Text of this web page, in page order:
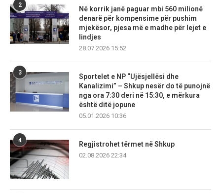
2
Në korrik janë paguar mbi 560 milionë
denarë për kompensime për pushim
mjekësor, pjesa më e madhe për lejet e
lindjes
28.07.2026 15:52
3
Sportelet e NP “Ujësjellësi dhe
Kanalizimi” – Shkup nesër do të punojnë
nga ora 7:30 deri në 15:30, e mërkura
është ditë jopune
05.01.2026 10:36
4
Regjistrohet tërmet në Shkup
02.08.2026 22:34